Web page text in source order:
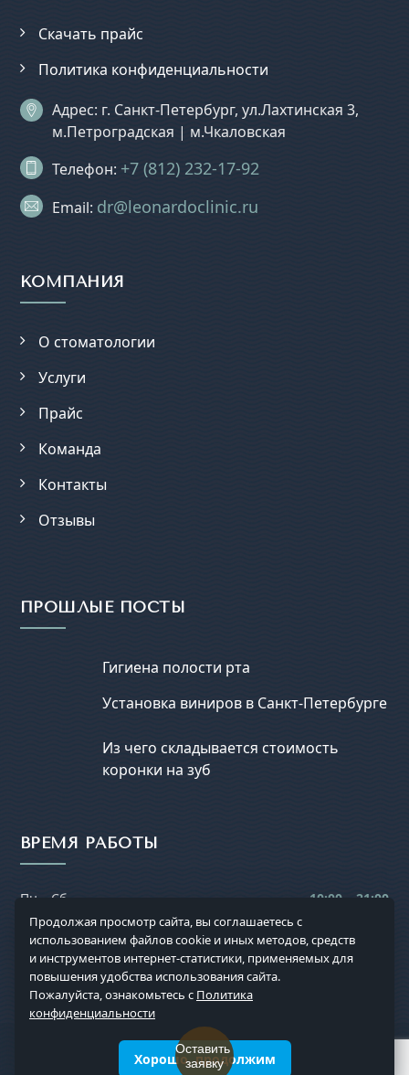
Скачать прайс
Политика конфиденциальности
Адрес: г. Санкт-Петербург, ул.Лахтинская 3,
м.Петроградская | м.Чкаловская
Телефон: +7 (812) 232-17-92
Email: dr@leonardoclinic.ru
КОМПАНИЯ
О стоматологии
Услуги
Прайс
Команда
Контакты
Отзывы
ПРОШЛЫЕ ПОСТЫ
Гигиена полости рта
Установка виниров в Санкт-Петербурге
Из чего складывается стоимость
коронки на зуб
ВРЕМЯ РАБОТЫ
Пн – Сб 10:00 – 21:00
Вс выходной
Продолжая просмотр сайта, вы соглашаетесь с
использованием файлов cookie и иных методов, средств
и инструментов интернет-статистики, применяемых для
повышения удобства использования сайта.
Пожалуйста, ознакомьтесь с Политика
конфиденциальности
Хорошо, продолжим